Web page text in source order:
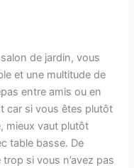
de jardin, vous
et une multitude de
entre amis ou en
car si vous êtes plutôt
mieux vaut plutôt
table basse. De
si vous n’avez pas